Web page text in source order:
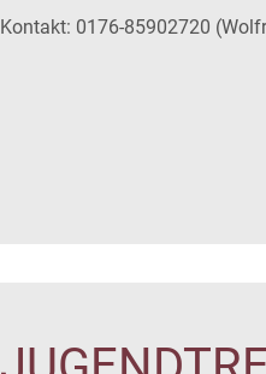
Kontakt: 0176-85902720